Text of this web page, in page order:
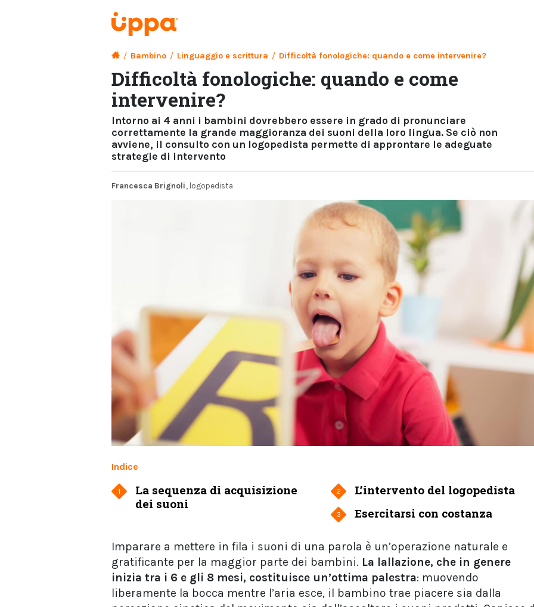
/ Bambino / Linguaggio e scrittura / Difficoltà fonologiche: quando e come intervenire?
Difficoltà fonologiche: quando e come
intervenire?
Intorno ai 4 anni i bambini dovrebbero essere in grado di pronunciare
correttamente la grande maggioranza dei suoni della loro lingua. Se ciò non
avviene, il consulto con un logopedista permette di approntare le adeguate
strategie di intervento
Francesca Brignoli , logopedista
Indice
1
La sequenza di acquisizione
dei suoni
2 L’intervento del logopedista
3 Esercitarsi con costanza
Imparare a mettere in fila i suoni di una parola è un’operazione naturale e
gratificante per la maggior parte dei bambini. La lallazione, che in genere
inizia tra i 6 e gli 8 mesi, costituisce un’ottima palestra: muovendo
liberamente la bocca mentre l’aria esce, il bambino trae piacere sia dalla